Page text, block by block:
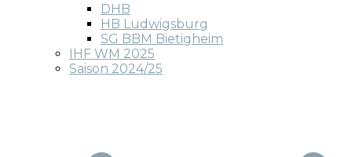
DHB
HB Ludwigsburg
SG BBM Bietigheim
IHF WM 2025
Saison 2024/25